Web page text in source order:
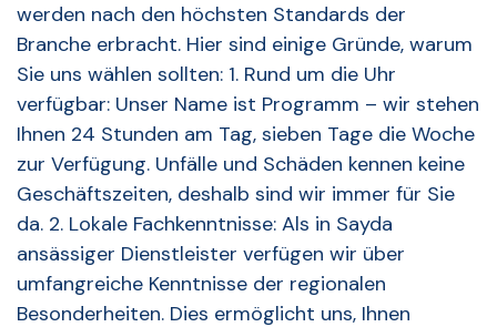
werden nach den höchsten Standards der
Branche erbracht. Hier sind einige Gründe, warum
Sie uns wählen sollten: 1. Rund um die Uhr
verfügbar: Unser Name ist Programm – wir stehen
Ihnen 24 Stunden am Tag, sieben Tage die Woche
zur Verfügung. Unfälle und Schäden kennen keine
Geschäftszeiten, deshalb sind wir immer für Sie
da. 2. Lokale Fachkenntnisse: Als in Sayda
ansässiger Dienstleister verfügen wir über
umfangreiche Kenntnisse der regionalen
Besonderheiten. Dies ermöglicht uns, Ihnen